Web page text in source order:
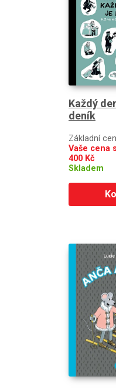
Každý
deník
Základní
Vaše cena
400 Kč
Skladem